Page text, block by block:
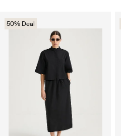
50% Deal